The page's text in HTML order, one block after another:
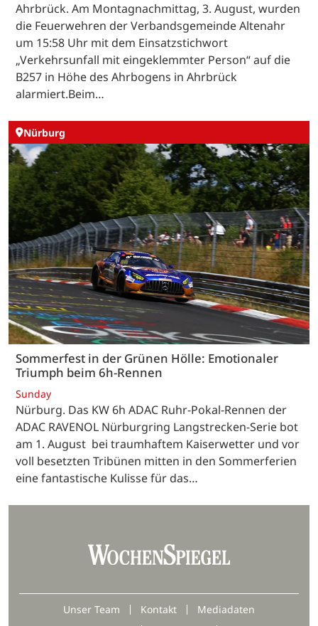
Ahrbrück. Am Montagnachmittag, 3. August, wurden
die Feuerwehren der Verbandsgemeinde Altenahr
um 15:58 Uhr mit dem Einsatzstichwort
„Verkehrsunfall mit eingeklemmter Person“ auf die
B257 in Höhe des Ahrbogens in Ahrbrück
alarmiert.Beim…
Nürburg
Sommerfest in der Grünen Hölle: Emotionaler
Triumph beim 6h-Rennen
Sunday
Nürburg. Das KW 6h ADAC Ruhr-Pokal-Rennen der
ADAC RAVENOL Nürburgring Langstrecken-Serie bot
am 1. August bei traumhaftem Kaiserwetter und vor
voll besetzten Tribünen mitten in den Sommerferien
eine fantastische Kulisse für das…
Unser Team Kontakt
Mediadaten